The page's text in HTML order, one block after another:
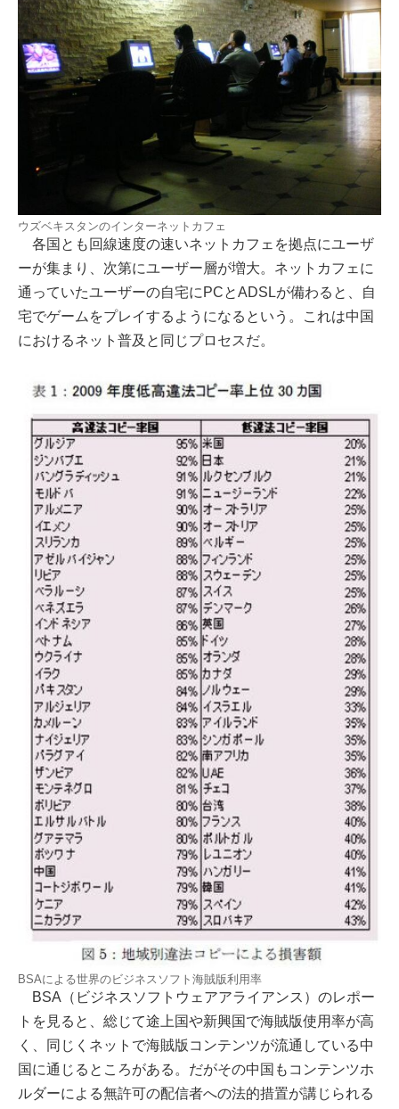
ウズベキスタンのインターネットカフェ
各国とも回線速度の速いネットカフェを拠点にユーザ
ーが集まり、次第にユーザー層が増大。ネットカフェに
通っていたユーザーの自宅にPCとADSLが備わると、自
宅でゲームをプレイするようになるという。これは中国
におけるネット普及と同じプロセスだ。
BSAによる世界のビジネスソフト海賊版利用率
BSA（ビジネスソフトウェアアライアンス）のレポー
トを見ると、総じて途上国や新興国で海賊版使用率が高
く、同じくネットで海賊版コンテンツが流通している中
国に通じるところがある。だがその中国もコンテンツホ
ルダーによる無許可の配信者への法的措置が講じられる